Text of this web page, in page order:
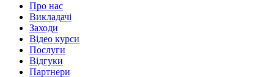
Про нас
Викладачі
Заходи
Відео курси
Послуги
Відгуки
Партнери